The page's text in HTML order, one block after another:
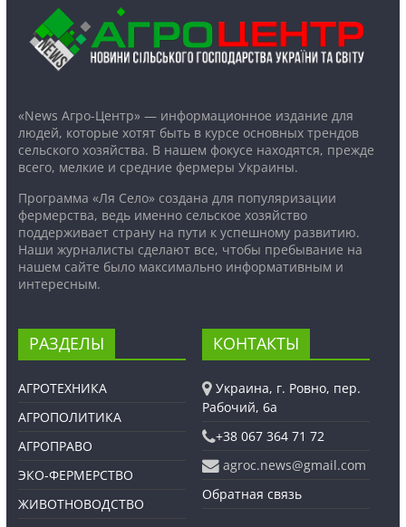
«News Агро-Центр» — информационное издание для
людей, которые хотят быть в курсе основных трендов
сельского хозяйства. В нашем фокусе находятся, прежде
всего, мелкие и средние фермеры Украины.
Программа «Ля Село» создана для популяризации
фермерства, ведь именно сельское хозяйство
поддерживает страну на пути к успешному развитию.
Наши журналисты сделают все, чтобы пребывание на
нашем сайте было максимально информативным и
интересным.
РАЗДЕЛЫ
АГРОТЕХНИКА
АГРОПОЛИТИКА
АГРОПРАВО
ЭКО-ФЕРМЕРСТВО
ЖИВОТНОВОДСТВО
КОНТАКТЫ
Украина, г. Ровно, пер.
Рабочий, 6а
+38 067 364 71 72
agroc.news@gmail.com
Обратная связь